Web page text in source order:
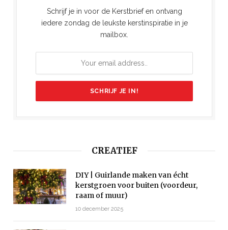
Schrijf je in voor de Kerstbrief en ontvang
iedere zondag de leukste kerstinspiratie in je
mailbox.
CREATIEF
DIY | Guirlande maken van écht
kerstgroen voor buiten (voordeur,
raam of muur)
10 december 2025